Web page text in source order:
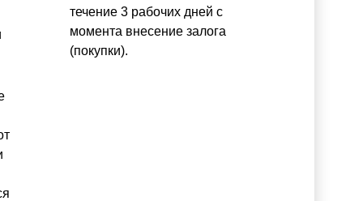
течение 3 рабочих дней с
момента внесение залога
(покупки).